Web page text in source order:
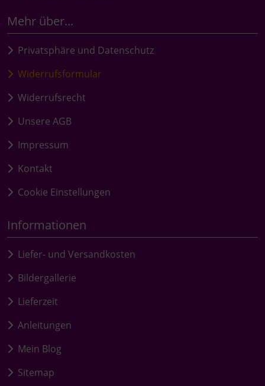
Mehr über...
Privatsphäre und Datenschutz
Widerrufsformular
Widerrufsrecht
Unsere AGB
Impressum
Kontakt
Cookie Einstellungen
Informationen
Liefer- und Versandkosten
Bildergallerie
Lieferzeit
Anleitungen
Mein Blog
Sitemap